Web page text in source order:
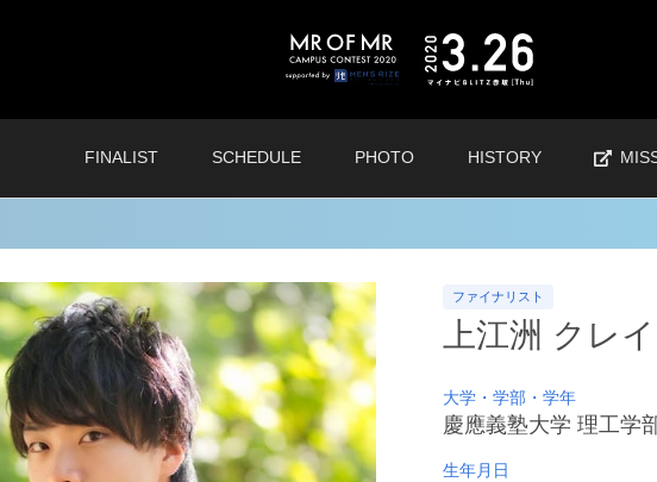
FINALIST SCHEDULE PHOTO HISTORY
ファイナリスト
上江洲 クレ
大学・学部・学年
慶應義塾大学 理工学
生年月日